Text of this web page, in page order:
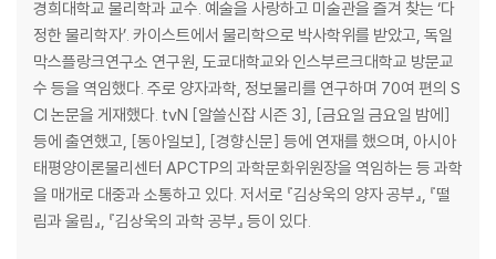
제2장. 대한민국 방정식
카나리아의 죽음
상아탑 위 바벨탑
공부의 신
실탄이 장전된 총
문지기들의 천국
증거 없이 결론 없다
추상이 우리를 죽이기 시작할 때
경희대학교 물리학과 교수. 예술을 사랑하고 미술관을 즐겨 찾는 ‘다
정한 물리학자’. 카이스트에서 물리학으로 박사학위를 받았고, 독일
막스플랑크연구소 연구원, 도쿄대학교와 인스부르크대학교 방문교
수 등을 역임했다. 주로 양자과학, 정보물리를 연구하며 70여 편의 S
CI 논문을 게재했다. tvN [알쓸신잡 시즌 3], [금요일 금요일 밤에]
등에 출연했고, [동아일보], [경향신문] 등에 연재를 했으며, 아시아
태평양이론물리센터 APCTP의 과학문화위원장을 역임하는 등 과학
을 매개로 대중과 소통하고 있다. 저서로 『김상욱의 양자 공부』, 『떨
림과 울림』, 『김상욱의 과학 공부』 등이 있다.